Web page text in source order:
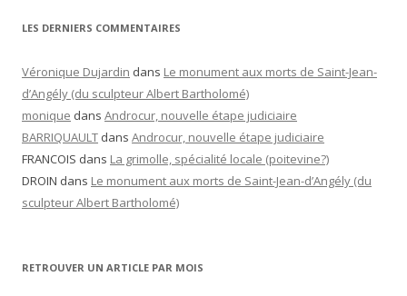
LES DERNIERS COMMENTAIRES
Véronique Dujardin dans Le monument aux morts de Saint-Jean-
d’Angély (du sculpteur Albert Bartholomé)
monique dans Androcur, nouvelle étape judiciaire
BARRIQUAULT dans Androcur, nouvelle étape judiciaire
FRANCOIS dans La grimolle, spécialité locale (poitevine?)
DROIN dans Le monument aux morts de Saint-Jean-d’Angély (du
sculpteur Albert Bartholomé)
RETROUVER UN ARTICLE PAR MOIS